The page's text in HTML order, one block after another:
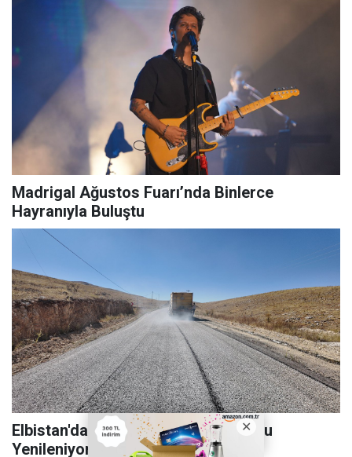
Madrigal Ağustos Fuarı’nda Binlerce
Hayranıyla Buluştu
Elbistan'da 29 Kilometrelik Grup Yolu
Yenileniyor